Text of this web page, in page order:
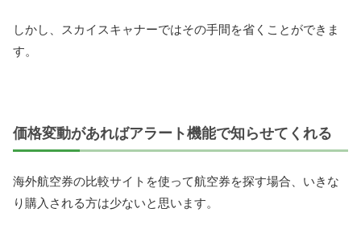
しかし、スカイスキャナーではその手間を省くことができま
す。
価格変動があればアラート機能で知らせてくれる
海外航空券の比較サイトを使って航空券を探す場合、いきな
り購入される方は少ないと思います。